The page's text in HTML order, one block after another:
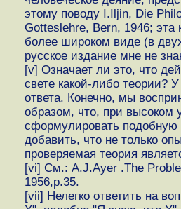
этому поводу I.Iljin, Die
Gotteslehre, Bern, 1946; эта
более широком виде (в
русское издание мне не
[v] Означает ли это, что
свете какой-либо теории?
ответа. Конечно, мы
образом, что, при высоком
сформулировать подобную
добавить, что не только
проверяемая теория
[vi] См.: A.J.Ayer .The
1956,p.35.
[vii] Нелегко ответить на